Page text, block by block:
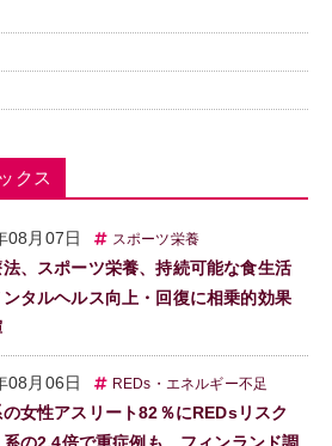
クス
08月07日 スポーツ栄養
、スポーツ栄養、持続可能な食生活
ンタルヘルス向上・回復に相乗的効果
08月06日 REDs・エネルギー不足
の女性アスリート82％にREDsリスク
系の2.4倍で重症例も フィンランド調